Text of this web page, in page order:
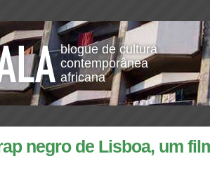
blogue de cultura
contemporânea
africana
negro de Lisboa, um